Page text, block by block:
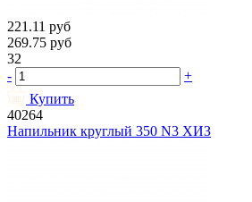
221.11 руб
269.75 руб
32
-
+
Купить
40264
Напильник круглый 350 N3 ХИЗ